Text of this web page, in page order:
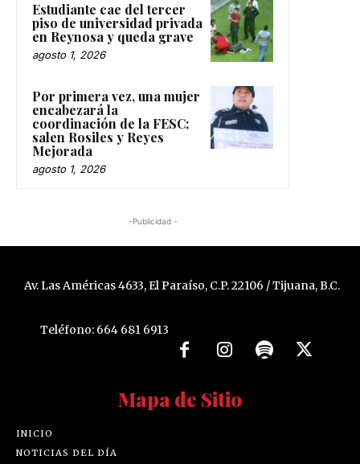
Estudiante cae del tercer
piso de universidad privada
en Reynosa y queda grave
agosto 1, 2026
Por primera vez, una mujer
encabezará la
coordinación de la FESC;
salen Rosiles y Reyes
Mejorada
agosto 1, 2026
-Publicidad -
Av. Las Américas 4633, El Paraíso, C.P. 22106 / Tijuana, B.C.
Teléfono: 664 681 6913
Mapa de Sitio
INICIO
NOTICIAS DEL DÍA